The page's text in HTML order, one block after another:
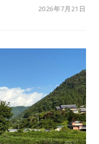
2026年7月21日